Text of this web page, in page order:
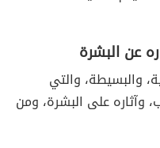
عن البشرة
والبسيطة، والتي
على البشرة، ومن